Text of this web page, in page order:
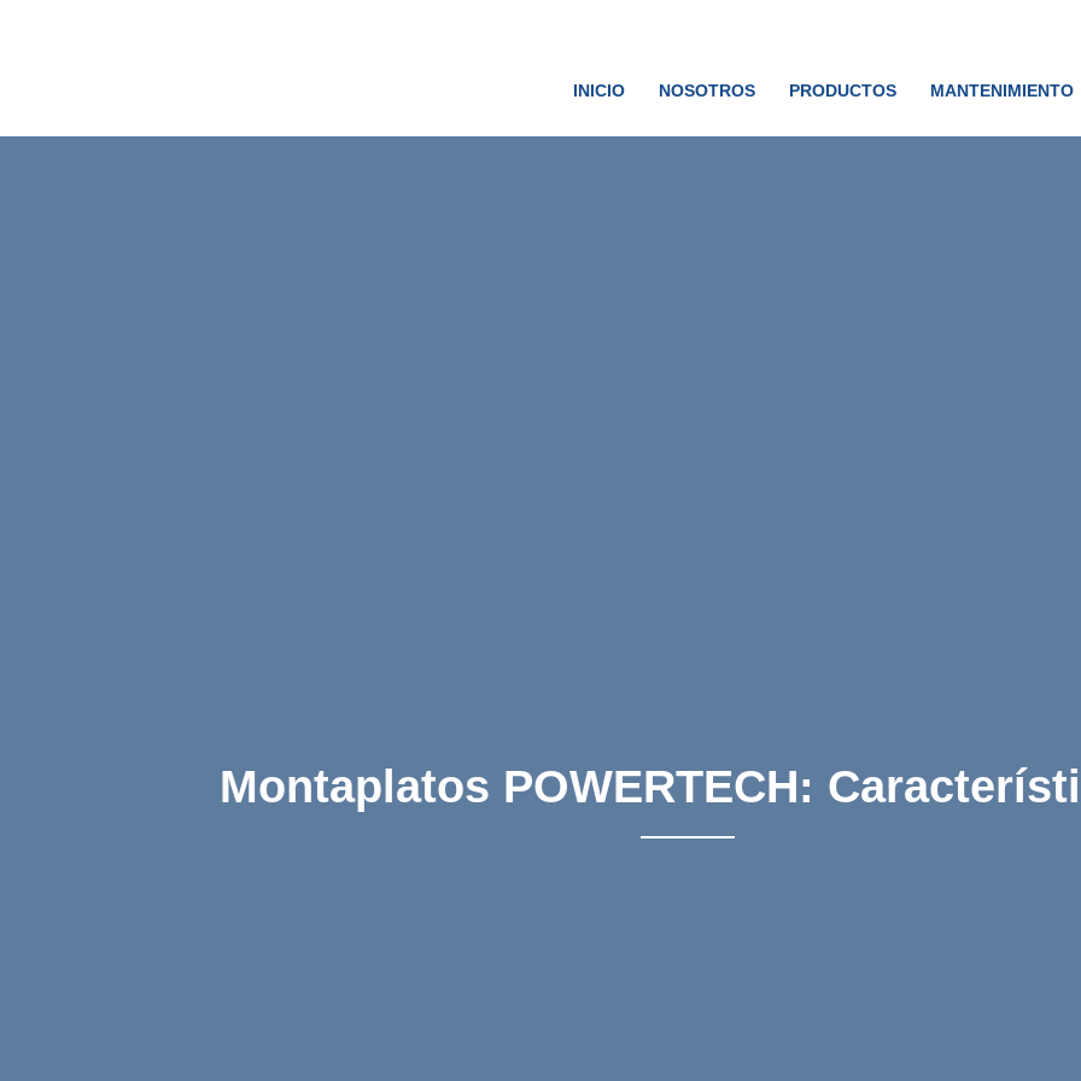
INICIO NOSOTROS PRODUCTOS MANTENIMIENTO
Montaplatos POWERTECH: